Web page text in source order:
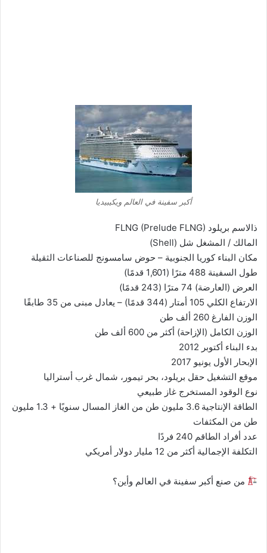
أكبر سفينة في العالم ويكيبيديا
ذالاسم بريلود FLNG (Prelude FLNG)
المالك / المشغل شل (Shell)
مكان البناء كوريا الجنوبية – حوض سامسونج للصناعات الثقيلة
طول السفينة 488 مترًا (1,601 قدمًا)
العرض (العارضة) 74 مترًا (243 قدمًا)
الارتفاع الكلي 105 أمتار (344 قدمًا) – يعادل مبنى من 35 طابقًا
الوزن الفارغ 260 ألف طن
الوزن الكامل (الإزاحة) أكثر من 600 ألف طن
بدء البناء أكتوبر 2012
الإبحار الأول يونيو 2017
موقع التشغيل حقل بريلود، بحر تيمور، شمال غرب أستراليا
نوع الوقود المستخرج غاز طبيعي
الطاقة الإنتاجية 3.6 مليون طن من الغاز المسال سنويًا + 1.3 مليون
طن من المكثفات
عدد أفراد الطاقم 240 فردًا
التكلفة الإجمالية أكثر من 12 مليار دولار أمريكي
من صنع أكبر سفينة في العالم وأين؟